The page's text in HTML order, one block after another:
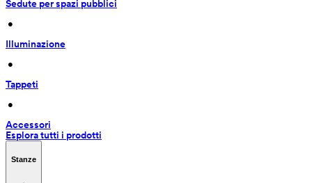
Sedute per spazi pubblici
•
Illuminazione
•
Tappeti
•
Accessori
Esplora tutti i prodotti
Stanze